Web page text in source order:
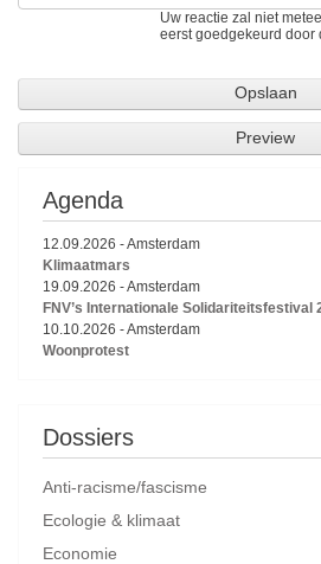
Uw reactie zal niet
eerst goedgekeurd door
Agenda
12.09.2026 -Amsterdam
Klimaatmars
19.09.2026 -Amsterdam
FNV’s Internationale Solidariteitsfestival
10.10.2026 -Amsterdam
Woonprotest
Dossiers
Anti-racisme/fascisme
Ecologie & klimaat
Economie